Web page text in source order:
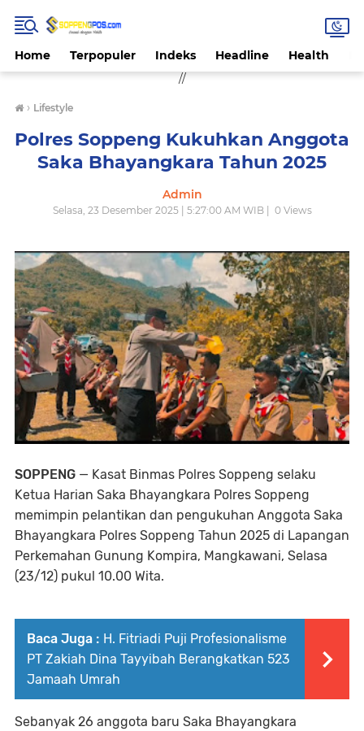
Home Terpopuler Indeks Headline Health
//
› Lifestyle
Polres Soppeng Kukuhkan Anggota
Saka Bhayangkara Tahun 2025
Admin
Selasa, 23 Desember 2025 | 5:27:00 AM WIB | 0Views
SOPPENG — Kasat Binmas Polres Soppeng selaku
Ketua Harian Saka Bhayangkara Polres Soppeng
memimpin pelantikan dan pengukuhan Anggota Saka
Bhayangkara Polres Soppeng Tahun 2025 di Lapangan
Perkemahan Gunung Kompira, Mangkawani, Selasa
(23/12) pukul 10.00 Wita.
Baca Juga : H. Fitriadi Puji Profesionalisme
PT Zakiah Dina Tayyibah Berangkatkan 523
Jamaah Umrah
Sebanyak 26 anggota baru Saka Bhayangkara